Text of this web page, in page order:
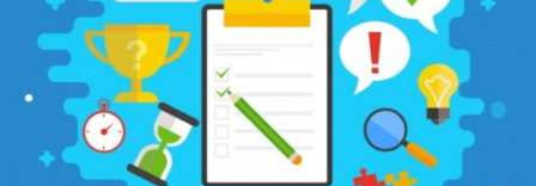
pour évaluer vos connaissances. ... Enjoy
LANCER LE QUIZ